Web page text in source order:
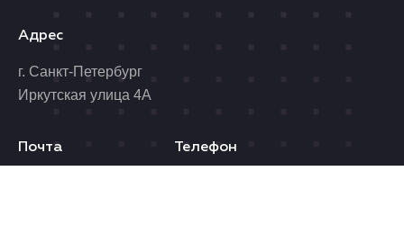
Адрес
г. Санкт-Петербург
Иркутская улица 4А
Почта Телефон